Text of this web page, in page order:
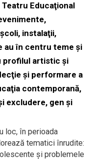
Educaţional
instalaţii,
au în centru teme şi
profilul artistic şi
şi performare a
contemporană,
excludere, gen şi
loc, în perioada
tematici înrudite:
şi problemele